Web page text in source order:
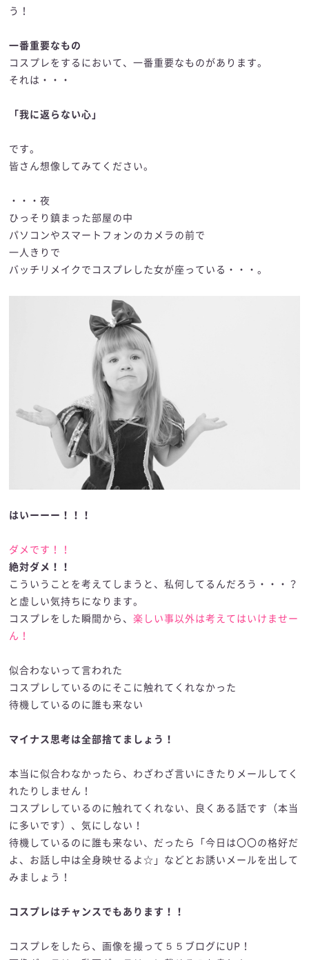
う！
一番重要なもの
コスプレをするにおいて、一番重要なものがあります。
それは・・・
「我に返らない心」
です。
皆さん想像してみてください。
・・・夜
ひっそり鎮まった部屋の中
パソコンやスマートフォンのカメラの前で
一人きりで
バッチリメイクでコスプレした女が座っている・・・。
はいーーー！！！
ダメです！！
絶対ダメ！！
こういうことを考えてしまうと、私何してるんだろう・・・？
と虚しい気持ちになります。
コスプレをした瞬間から、楽しい事以外は考えてはいけませー
ん！
似合わないって言われた
コスプレしているのにそこに触れてくれなかった
待機しているのに誰も来ない
マイナス思考は全部捨てましょう！
本当に似合わなかったら、わざわざ言いにきたりメールしてく
れたりしません！
コスプレしているのに触れてくれない、良くある話です（本当
に多いです）、気にしない！
待機しているのに誰も来ない、だったら「今日は〇〇の格好だ
よ、お話し中は全身映せるよ☆」などとお誘いメールを出して
みましょう！
コスプレはチャンスでもあります！！
コスプレをしたら、画像を撮って５５ブログにUP！